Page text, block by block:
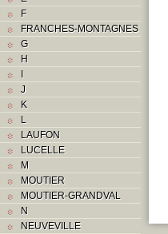
F
FRANCHES-MONTAGNES
G
H
I
J
K
L
LAUFON
LUCELLE
M
MOUTIER
MOUTIER-GRANDVAL
N
NEUVEVILLE